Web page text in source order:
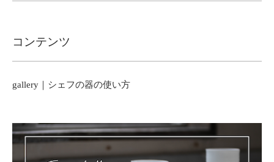
コンテンツ
gallery｜シェフの器の使い方